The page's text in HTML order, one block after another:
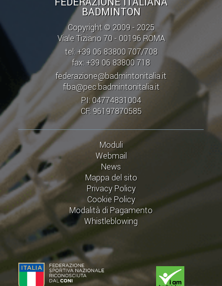
BADMINTON
Copyright © 2009 - 2025
Viale Tiziano 70 - 00196 ROMA
tel: +39 06 83800 707/708
fax: +39 06 83800 718
federazione@badmintonitalia.it
fiba@pec.badmintonitalia.it
PI: 04774831004
CF: 96197870585
Moduli
Webmail
News
Mappa del sito
Privacy Policy
Cookie Policy
Modalità di Pagamento
Whistleblowing